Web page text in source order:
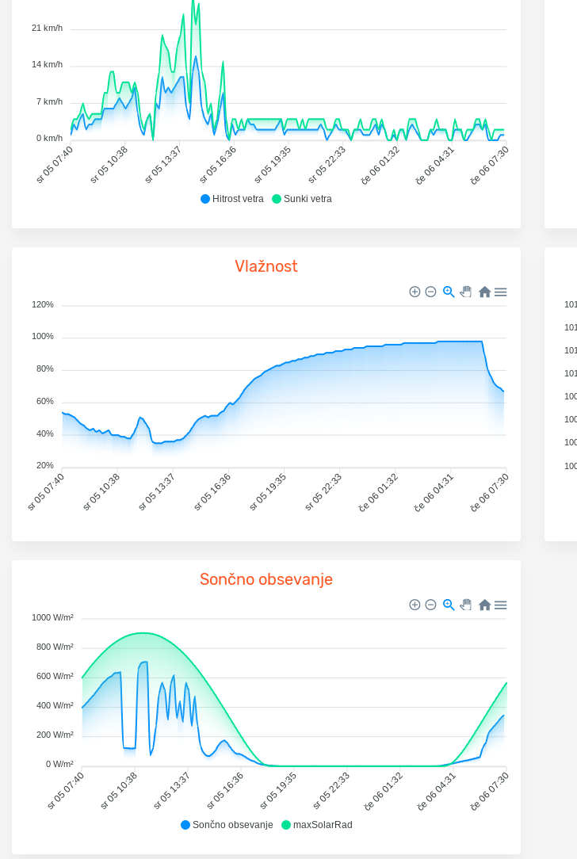
Hitrost vetra Sunki vetra
sr 05 07:40 sr 05 10:38 sr 05 13:37 sr 05 16:36 sr 05 19:35 sr 05 22:33 če 06 01:32 če 06 04:31 če 06 07:30
21 km/h
14 km/h
7 km/h
0 km/h
Vlažnost
sr 05 07:40 sr 05 10:38 sr 05 13:37 sr 05 16:36 sr 05 19:35 sr 05 22:33 če 06 01:32 če 06 04:31 če 06 07:30
120%
100%
80%
60%
40%
20%
Sončno obsevanje
Sončno obsevanje maxSolarRad
sr 05 07:40 sr 05 10:38 sr 05 13:37 sr 05 16:36 sr 05 19:35 sr 05 22:33 če 06 01:32 če 06 04:31 če 06 07:30
1000 W/m²
800 W/m²
600 W/m²
400 W/m²
200 W/m²
0 W/m²